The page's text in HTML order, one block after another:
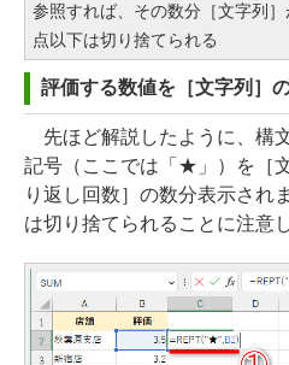
参照すれば、その数分［文字列
点以下は切り捨てられる
評価する数値を［文字列］
先ほど解説したように、構
記号（ここでは「★」）を［
り返し回数］の数分表示され
は切り捨てられることに注意